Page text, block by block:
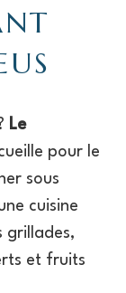
Le
pour le
sous
cuisine
grillades,
et fruits